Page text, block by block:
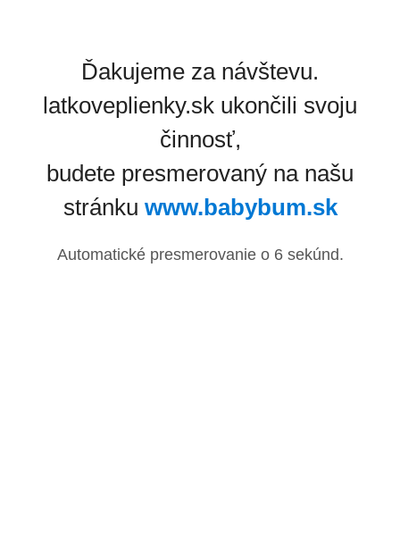
Ďakujeme za návštevu.
latkoveplienky.sk ukončili svoju
činnosť,
budete presmerovaný na našu
stránku www.babybum.sk
Automatické presmerovanie o 6sekúnd.